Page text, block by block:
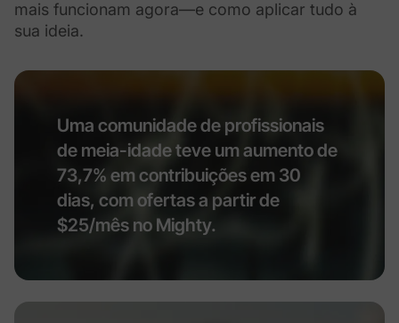
mais funcionam agora—e como aplicar tudo à
sua ideia.
Uma comunidade de profissionais
de meia-idade teve um aumento de
73,7% em contribuições em 30
dias, com ofertas a partir de
$25/mês no Mighty.